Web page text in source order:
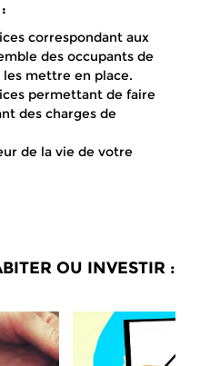
correspondant aux
des occupants de
les mettre en place.
permettant de faire
des charges de
de la vie de votre
OU INVESTIR :